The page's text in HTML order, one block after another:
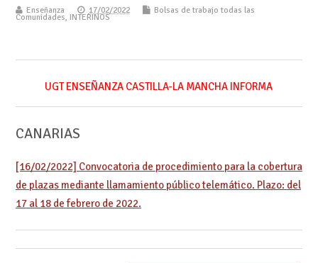
Enseñanza 17/02/2022 Bolsas de trabajo todas las
Comunidades, INTERINOS
UGT ENSEÑANZA CASTILLA-LA MANCHA INFORMA
CANARIAS
[16/02/2022] Convocatoria de procedimiento para la cobertura
de plazas mediante llamamiento público telemático. Plazo: del
17 al 18 de febrero de 2022.